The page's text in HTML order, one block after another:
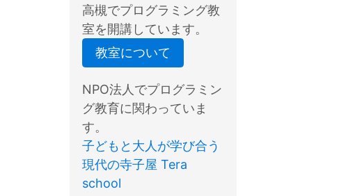
高槻でプログラミング教
室を開講しています。
教室について
NPO法人でプログラミン
グ教育に関わっていま
す。
子どもと大人が学び合う
現代の寺子屋 Tera
school